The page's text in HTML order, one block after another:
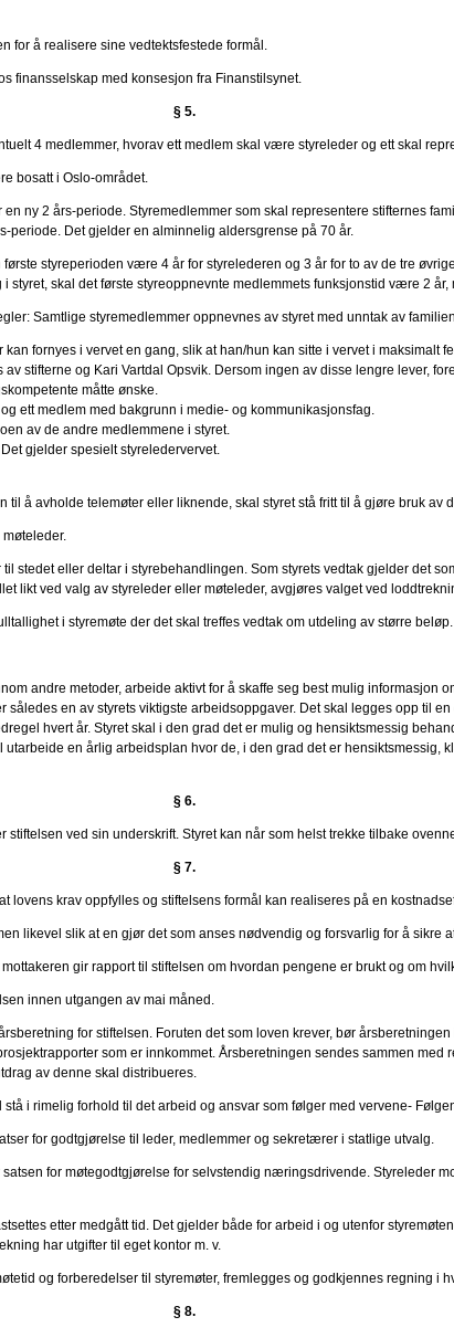
for å realisere sine vedtektsfestede formål.
finansselskap med konsesjon fra Finanstilsynet.
§ 5.
4 medlemmer, hvorav ett medlem skal være styreleder og ett skal
bosatt i Oslo-området.
ny 2 års-periode. Styremedlemmer som skal representere stifternes
periode. Det gjelder en alminnelig aldersgrense på 70 år.
styreperioden være 4 år for styrelederen og 3 år for to av de tre
skal det første styreoppnevnte medlemmets funksjonstid være 2
Samtlige styremedlemmer oppnevnes av styret med unntak av
fornyes i vervet en gang, slik at han/hun kan sitte i vervet i maksimalt
stifterne og Kari Vartdal Opsvik. Dersom ingen av disse lengre lever,
måtte ønske.
ett medlem med bakgrunn i medie- og kommunikasjonsfag.
av de andre medlemmene i styret.
gjelder spesielt styreledervervet.
til å avholde telemøter eller liknende, skal styret stå fritt til å gjøre bruk av
stedet eller deltar i styrebehandlingen. Som styrets vedtak gjelder det
likt ved valg av styreleder eller møteleder, avgjøres valget ved
i styremøte der det skal treffes vedtak om utdeling av større beløp.
andre metoder, arbeide aktivt for å skaffe seg best mulig informasjon
en av styrets viktigste arbeidsoppgaver. Det skal legges opp til
hvert år. Styret skal i den grad det er mulig og hensiktsmessig
en årlig arbeidsplan hvor de, i den grad det er hensiktsmessig,
§ 6.
ved sin underskrift. Styret kan når som helst trekke tilbake
§ 7.
krav oppfylles og stiftelsens formål kan realiseres på en
likevel slik at en gjør det som anses nødvendig og forsvarlig for å sikre
gir rapport til stiftelsen om hvordan pengene er brukt og om
innen utgangen av mai måned.
for stiftelsen. Foruten det som loven krever, bør
som er innkommet. Årsberetningen sendes sammen med
av denne skal distribueres.
i rimelig forhold til det arbeid og ansvar som følger med vervene-
for godtgjørelse til leder, medlemmer og sekretærer i statlige utvalg.
for møtegodtgjørelse for selvstendig næringsdrivende. Styreleder
etter medgått tid. Det gjelder både for arbeid i og utenfor
har utgifter til eget kontor m. v.
og forberedelser til styremøter, fremlegges og godkjennes regning i
§ 8.